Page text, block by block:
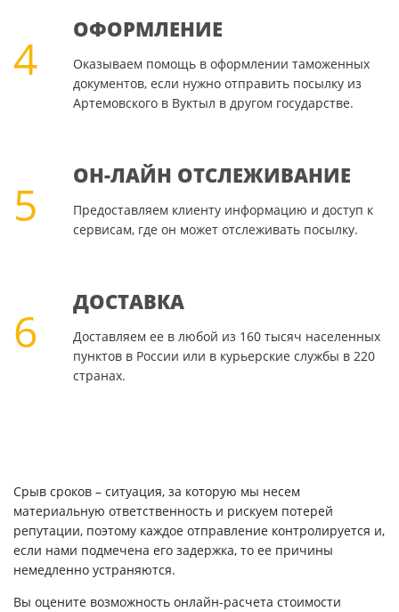
4
ОФОРМЛЕНИЕ
Оказываем помощь в оформлении таможенных
документов, если нужно отправить посылку из
Артемовского в Вуктыл в другом государстве.
5
ОН-ЛАЙН ОТСЛЕЖИВАНИЕ
Предоставляем клиенту информацию и доступ к
сервисам, где он может отслеживать посылку.
6
ДОСТАВКА
Доставляем ее в любой из 160 тысяч населенных
пунктов в России или в курьерские службы в 220
странах.
Срыв сроков – ситуация, за которую мы несем
материальную ответственность и рискуем потерей
репутации, поэтому каждое отправление контролируется и,
если нами подмечена его задержка, то ее причины
немедленно устраняются.
Вы оцените возможность онлайн-расчета стоимости